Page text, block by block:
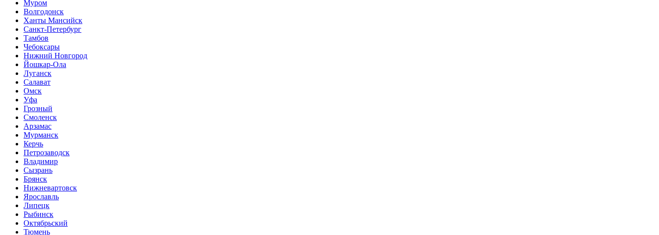
Муром
Волгодонск
Ханты Мансийск
Санкт-Петербург
Тамбов
Чебоксары
Нижний Новгород
Йошкар-Ола
Луганск
Салават
Омск
Уфа
Грозный
Смоленск
Арзамас
Мурманск
Керчь
Петрозаводск
Владимир
Сызрань
Брянск
Нижневартовск
Ярославль
Липецк
Рыбинск
Октябрьский
Тюмень